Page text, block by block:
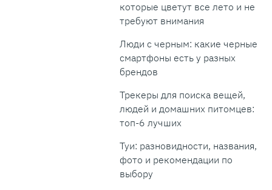
которые цветут все лето и не
требуют внимания
Люди с черным: какие черные
смартфоны есть у разных
брендов
Трекеры для поиска вещей,
людей и домашних питомцев:
топ-6 лучших
Туи: разновидности, названия,
фото и рекомендации по
выбору